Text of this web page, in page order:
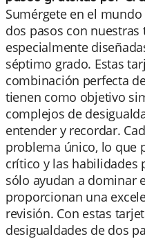
Sumérgete en el
dos pasos con nuestras
especialmente
séptimo grado. Estas
combinación perfecta
tienen como objetivo
complejos de
entender y recordar.
problema único, lo que
crítico y las habilidades
sólo ayudan a dominar
proporcionan una
revisión. Con estas
desigualdades de dos